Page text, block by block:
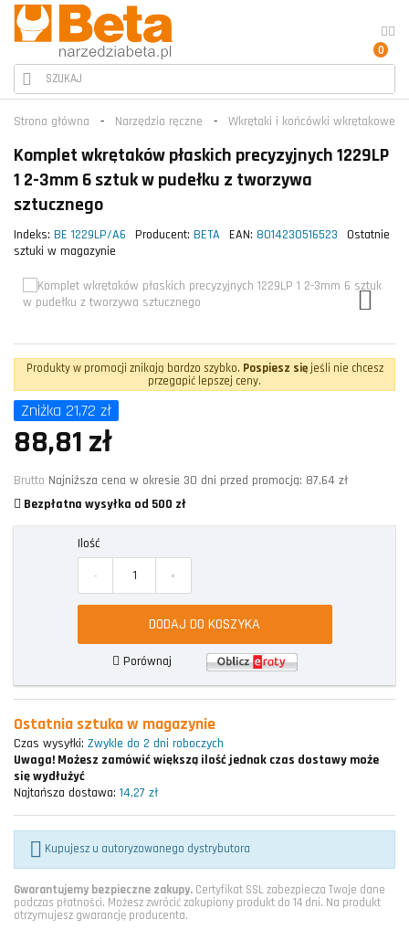
0
Strona główna Narzędzia ręczne Wkrętaki i końcówki wkrętakowe
Komplet wkrętaków płaskich precyzyjnych 1229LP
1 2-3mm 6 sztuk w pudełku z tworzywa
sztucznego
Indeks: BE 1229LP/A6 Producent: BETA EAN: 8014230516523
Ostatnie
sztuki w magazynie
Produkty w promocji znikają bardzo szybko. Pospiesz sięjeśli nie chcesz
przegapić lepszej ceny.
Zniżka 21,72 zł
88,81 zł
Brutto Najniższa cena w okresie 30 dni przed promocją: 87,64 zł
Bezpłatna wysyłka od 500 zł
Ilość
- +
DODAJ DO KOSZYKA
Porównaj
Ostatnia sztuka w magazynie
Czas wysyłki: Zwykle do 2 dni roboczych
Uwaga! Możesz zamówić większą ilość jednak czas dostawy może
się wydłużyć
Najtańsza dostawa: 14,27 zł
 Kupujesz u autoryzowanego dystrybutora
Gwarantujemy bezpieczne zakupy. Certyfikat SSL zabezpiecza Twoje dane
podczas płatności. Możesz zwrócić zakupiony produkt do 14 dni. Na produkt
otrzymujesz gwarancję producenta.